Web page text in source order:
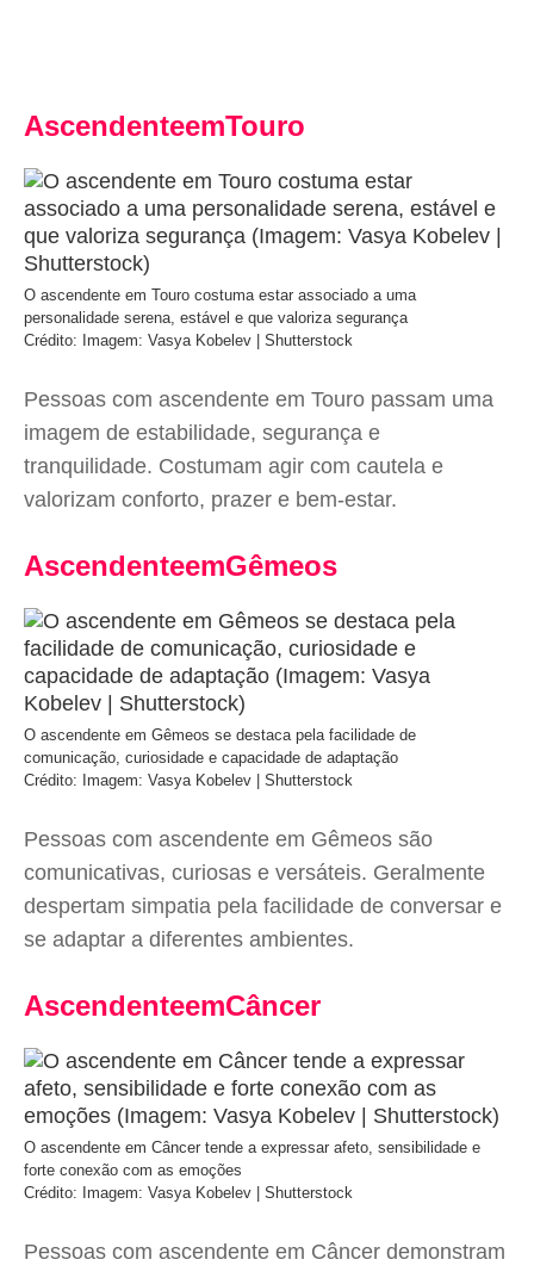
AscendenteemTouro
O ascendente em Touro costuma estar associado a uma
personalidade serena, estável e que valoriza segurança
Crédito: Imagem: Vasya Kobelev | Shutterstock
Pessoas com ascendente em Touro passam uma
imagem de estabilidade, segurança e
tranquilidade. Costumam agir com cautela e
valorizam conforto, prazer e bem-estar.
AscendenteemGêmeos
O ascendente em Gêmeos se destaca pela facilidade de
comunicação, curiosidade e capacidade de adaptação
Crédito: Imagem: Vasya Kobelev | Shutterstock
Pessoas com ascendente em Gêmeos são
comunicativas, curiosas e versáteis. Geralmente
despertam simpatia pela facilidade de conversar e
se adaptar a diferentes ambientes.
AscendenteemCâncer
O ascendente em Câncer tende a expressar afeto, sensibilidade e
forte conexão com as emoções
Crédito: Imagem: Vasya Kobelev | Shutterstock
Pessoas com ascendente em Câncer demonstram